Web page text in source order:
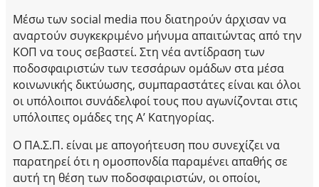
Μέσω των social media που διατηρούν άρχισαν να
αναρτούν συγκεκριμένο μήνυμα απαιτώντας από την
ΚΟΠ να τους σεβαστεί. Στη νέα αντίδραση των
ποδοσφαιριστών των τεσσάρων ομάδων στα μέσα
κοινωνικής δικτύωσης, συμπαραστάτες είναι και όλοι
οι υπόλοιποι συνάδελφοί τους που αγωνίζονται στις
υπόλοιπες ομάδες της Α’ Κατηγορίας.
Ο ΠΑ.Σ.Π. είναι με απογοήτευση που συνεχίζει να
παρατηρεί ότι η ομοσπονδία παραμένει απαθής σε
αυτή τη θέση των ποδοσφαιριστών, οι οποίοι,